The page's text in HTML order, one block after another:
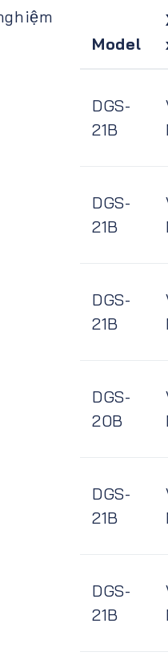
Model
DGS-
21B
DGS-
21B
DGS-
21B
DGS-
20B
DGS-
21B
DGS-
21B